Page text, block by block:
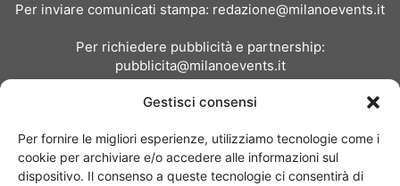
Gestisci consensi
Per fornire le migliori esperienze, utilizziamo tecnologie come i
cookie per archiviare e/o accedere alle informazioni sul
dispositivo. Il consenso a queste tecnologie ci consentirà di
Per inviare comunicati stampa: redazione@milanoevents.it
Per richiedere pubblicità e partnership:
pubblicita@milanoevents.it